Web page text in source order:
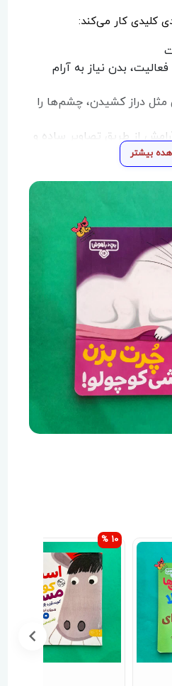
کلیدی کار می‌کند:
بدن نیاز به آرام
مثل دراز کشیدن، چشم‌ها را
از طریق تصاویر ساده و
«بچه‌ی باهوش»، بر اساس
بزرگ و شفاف
طراحی
بیشتر
10 %